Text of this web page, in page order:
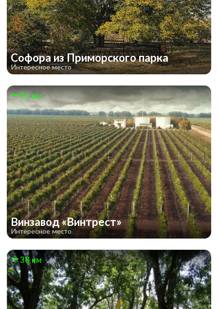
Софора из Приморского парка
Интересное место
31 км
Винзавод «Винтрест»
Интересное место
38 км